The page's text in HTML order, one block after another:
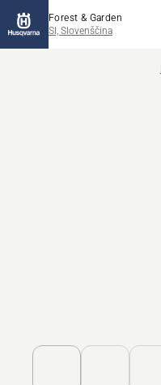
Forest & Garden
SI, Slovenščina